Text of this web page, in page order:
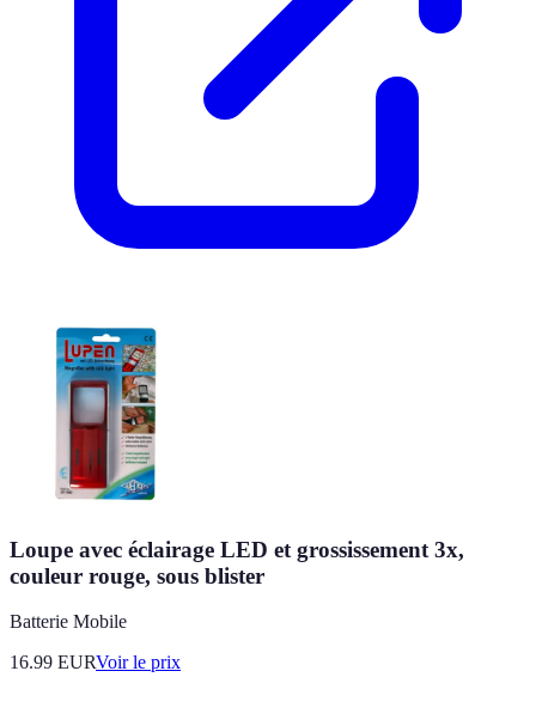
Loupe avec éclairage LED et grossissement 3x,
couleur rouge, sous blister
Batterie Mobile
16.99 EURVoir le prix